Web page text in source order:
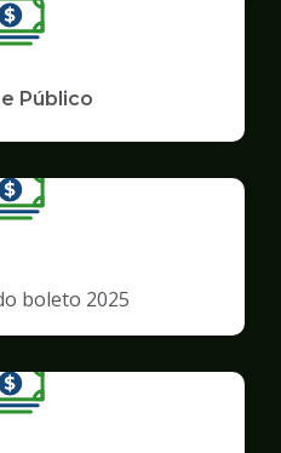
Público
boleto 2025